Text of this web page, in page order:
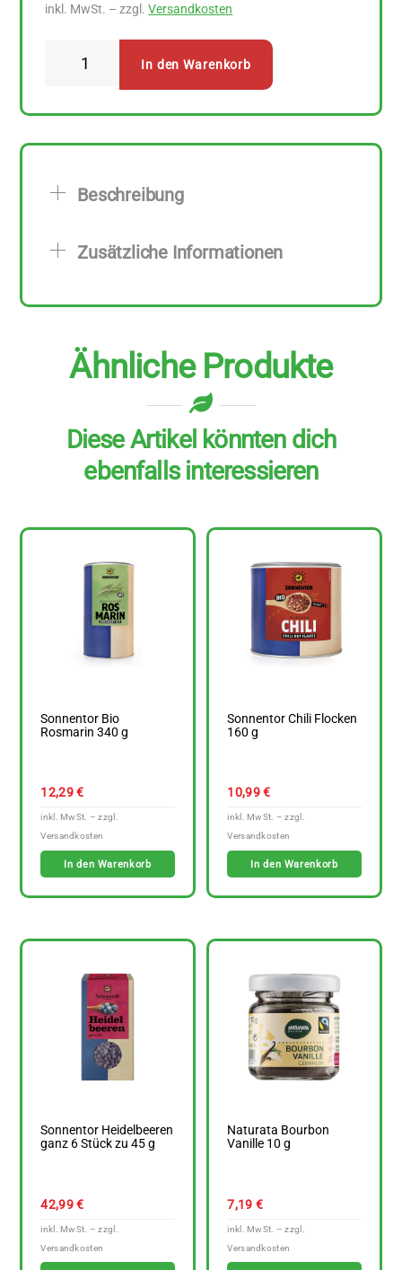
inkl. MwSt. – zzgl.Versandkosten
In den Warenkorb
Beschreibung
Zusätzliche Informationen
Ähnliche Produkte
Diese Artikel könnten dich
ebenfalls interessieren
Sonnentor Bio
Rosmarin 340 g
12,29€
In den Warenkorb
Sonnentor Chili Flocken
160 g
10,99€
In den Warenkorb
Sonnentor Heidelbeeren
ganz 6 Stück zu 45 g
42,99€
Naturata Bourbon
Vanille 10 g
7,19 €